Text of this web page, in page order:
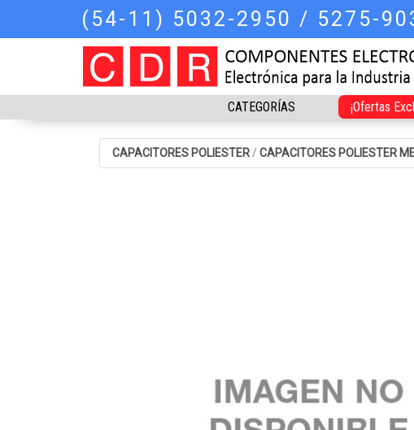
(54-11) 5032-2950 / 5275-
CATEGORÍAS ¡Ofertas
CAPACITORES POLIESTER / CAPACITORES POLIESTER